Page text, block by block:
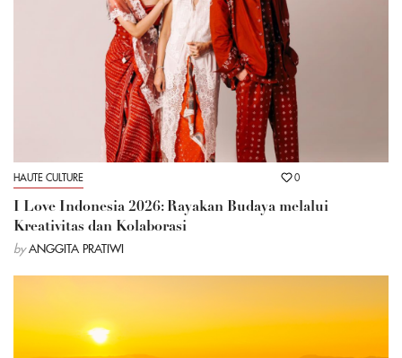
HAUTE CULTURE 0
I Love Indonesia 2026: Rayakan Budaya melalui
Kreativitas dan Kolaborasi
by ANGGITA PRATIWI